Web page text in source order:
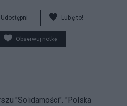
Udostępnij Lubię to!
Obserwuj notkę
"Solidarności". "Polska